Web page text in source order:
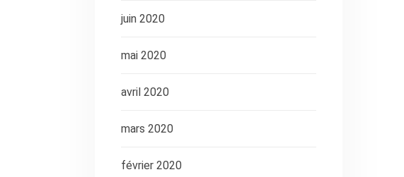
juin 2020
mai 2020
avril 2020
mars 2020
février 2020